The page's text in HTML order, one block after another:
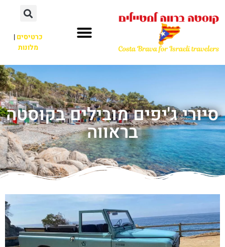
כרטיסים|
מלונות
סיורי ג'יפים מובילים בקוסטה
בראווה